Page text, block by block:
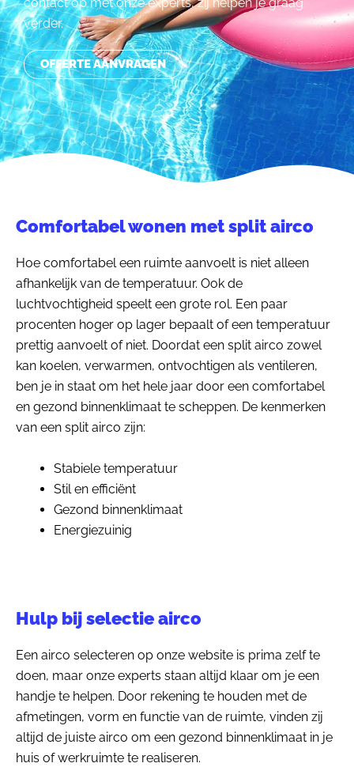
verder.
OFFERTE AANVRAGEN
Comfortabel wonen met split airco
Hoe comfortabel een ruimte aanvoelt is niet alleen
afhankelijk van de temperatuur. Ook de
luchtvochtigheid speelt een grote rol. Een paar
procenten hoger op lager bepaalt of een temperatuur
prettig aanvoelt of niet. Doordat een split airco zowel
kan koelen, verwarmen, ontvochtigen als ventileren,
ben je in staat om het hele jaar door een comfortabel
en gezond binnenklimaat te scheppen. De kenmerken
van een split airco zijn:
Stabiele temperatuur
Stil en efficiënt
Gezond binnenklimaat
Energiezuinig
Hulp bij selectie airco
Een airco selecteren op onze website is prima zelf te
doen, maar onze experts staan altijd klaar om je een
handje te helpen. Door rekening te houden met de
afmetingen, vorm en functie van de ruimte, vinden zij
altijd de juiste airco om een gezond binnenklimaat in je
huis of werkruimte te realiseren.